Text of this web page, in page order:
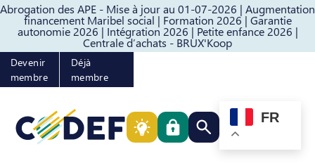
Abrogation des APE - Mise à jour au 01-07-2026 | Augmentation
financement Maribel social | Formation 2026 | Garantie
autonomie 2026 | Intégration 2026 | Petite enfance 2026 |
Centrale d’achats - BRUX'Koop
Passer au contenuPasser au pied de page
Devenir
membre
Déjà
membre
Rechercher quelque
FR